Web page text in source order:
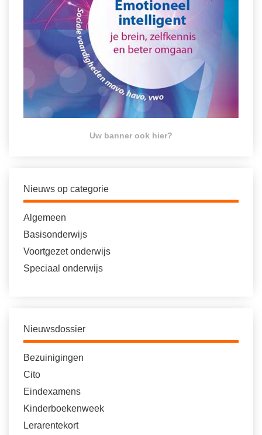
Uw banner ook hier?
Nieuws op categorie
Algemeen
Basisonderwijs
Voortgezet onderwijs
Speciaal onderwijs
Nieuwsdossier
Bezuinigingen
Cito
Eindexamens
Kinderboekenweek
Lerarentekort